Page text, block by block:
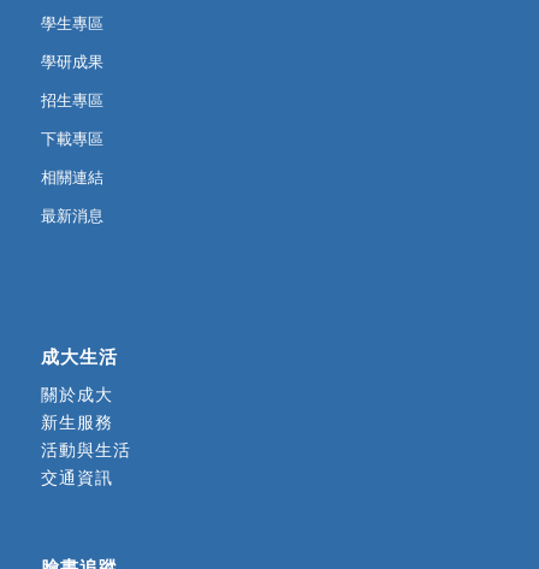
學生專區
學研成果
招生專區
下載專區
相關連結
最新消息
成大生活
關於成大
新生服務
活動與生活
交通資訊